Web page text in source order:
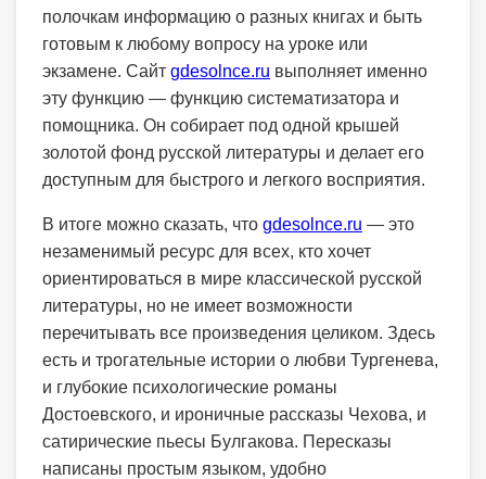
полочкам информацию о разных книгах и быть
готовым к любому вопросу на уроке или
экзамене. Сайт gdesolnce.ru выполняет именно
эту функцию — функцию систематизатора и
помощника. Он собирает под одной крышей
золотой фонд русской литературы и делает его
доступным для быстрого и легкого восприятия.
В итоге можно сказать, что gdesolnce.ru — это
незаменимый ресурс для всех, кто хочет
ориентироваться в мире классической русской
литературы, но не имеет возможности
перечитывать все произведения целиком. Здесь
есть и трогательные истории о любви Тургенева,
и глубокие психологические романы
Достоевского, и ироничные рассказы Чехова, и
сатирические пьесы Булгакова. Пересказы
написаны простым языком, удобно